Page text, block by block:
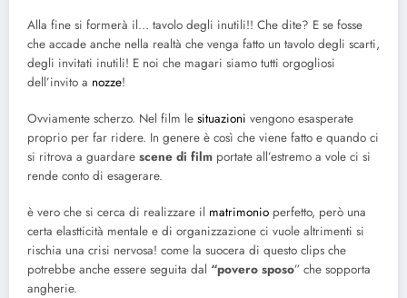
Alla fine si formerà il… tavolo degli inutili!! Che dite? E se fosse
che accade anche nella realtà che venga fatto un tavolo degli scarti,
degli invitati inutili! E noi che magari siamo tutti orgogliosi
dell’invito a nozze!
Ovviamente scherzo. Nel film le situazioni vengono esasperate
proprio per far ridere. In genere è così che viene fatto e quando ci
si ritrova a guardare scene di film portate all’estremo a vole ci si
rende conto di esagerare.
è vero che si cerca di realizzare il matrimonio perfetto, però una
certa elastticità mentale e di organizzazione ci vuole altrimenti si
rischia una crisi nervosa! come la suocera di questo clips che
potrebbe anche essere seguita dal “povero sposo” che sopporta
angherie.